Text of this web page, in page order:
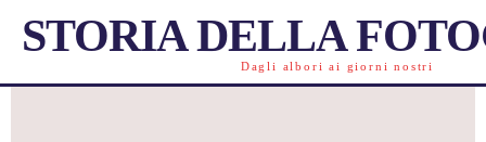
STORIA DELLA
Dagli albori ai giorni nostri